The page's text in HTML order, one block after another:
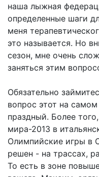
наша лыжная
определенные шаги
меня
это называется. Но
сезон, мне очень
заняться этим
Обязательно
вопрос этот на
праздный. Более
мира-2013 в
Олимпийские игры в
решен - на трассах,
То есть в зоне